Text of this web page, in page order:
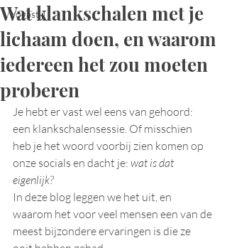
Yogastijl
Wat klankschalen met je
lichaam doen, en waarom
iedereen het zou moeten
proberen
Je hebt er vast wel eens van gehoord:
een klankschalensessie. Of misschien
heb je het woord voorbij zien komen op
onze socials en dacht je: wat is dat
eigenlijk?
In deze blog leggen we het uit, en
waarom het voor veel mensen een van de
meest bijzondere ervaringen is die ze